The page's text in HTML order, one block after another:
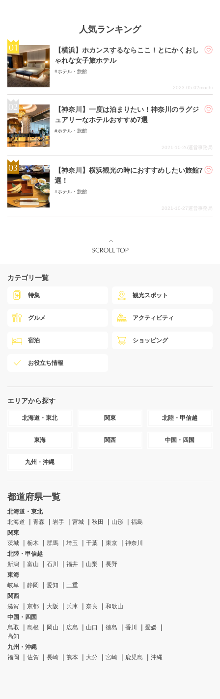
人気ランキング
【横浜】ホカンスするならここ！とにかくおし
ゃれな女子旅ホテル
ホテル・旅館
2023-05-02mochi
【神奈川】一度は泊まりたい！神奈川のラグジ
ュアリーなホテルおすすめ7選
ホテル・旅館
2021-10-26運営事務局
【神奈川】横浜観光の時におすすめしたい旅館7
選！
ホテル・旅館
2021-10-27運営事務局
カテゴリ一覧
特集 観光スポット
グルメ アクティビティ
宿泊 ショッピング
お役立ち情報
エリアから探す
北海道・東北 関東 北陸・甲信越
東海 関西 中国・四国
九州・沖縄
都道府県一覧
北海道・東北
北海道
青森 岩手 宮城 秋田 山形
福島
関東
茨城
栃木 群馬 埼玉 千葉 東京
神奈川
北陸・甲信越
新潟
富山 石川 福井 山梨
長野
東海
岐阜
静岡 愛知
三重
関西
滋賀
京都 大阪 兵庫 奈良
和歌山
中国・四国
鳥取
島根 岡山 広島 山口 徳島 香川
愛媛
高知
九州・沖縄
福岡
佐賀 長崎 熊本 大分 宮崎 鹿児島 沖縄